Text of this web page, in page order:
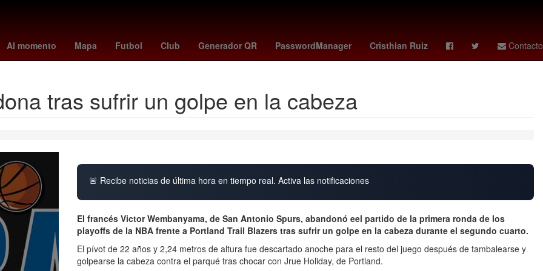
Al momento Mapa Futbol Club Generador QR PasswordManager Cristhian Ruiz Contacto
paloma cuevas warriors - pacers famalicão - porto FONCA Bitcoin Star Wars Valeria Marquez José Luis Álvarez
tras sufrir un golpe en la cabeza
🚨 Recibe noticias de última hora en tiempo real. Activa las notificaciones
El francés Victor Wembanyama, de San Antonio Spurs, abandonó eel partido de la primera ronda de los
playoffs de la NBA frente a Portland Trail Blazers tras sufrir un golpe en la cabeza durante el segundo cuarto.
El pívot de 22 años y 2,24 metros de altura fue descartado anoche para el resto del juego después de tambalearse y
golpearse la cabeza contra el parqué tras chocar con Jrue Holiday, de Portland.